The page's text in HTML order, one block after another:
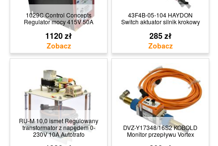
1029C Control Concepts
Regulator mocy 415V 50A
1120 zł
43F4B-05-104 HAYDON
Switch aktuator silnik krokowy
285 zł
RU-M 10,0 ismet Regulowany
transformator z napędem 0-
230V 10A Autotrafo
DVZ-Y17348/16S2 KOBOLD
Monitor przepływu Vortex